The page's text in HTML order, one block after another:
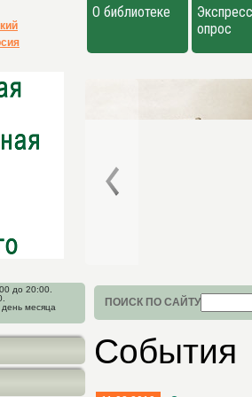
О библиотеке
опрос
до 20:00.
месяца
ПОИСК ПО САЙТУ
События